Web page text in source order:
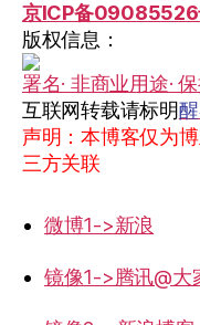
京ICP备
版权信息：
署名· 非商业用途·
互联网转载请标明
声明：本博客仅为
三方关联
微博1->新浪
镜像1->腾讯@大